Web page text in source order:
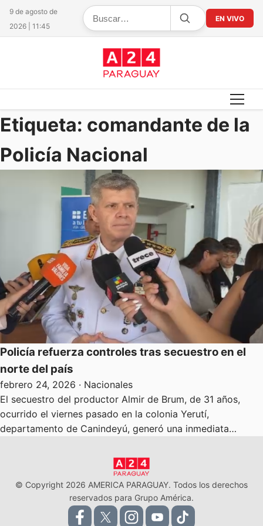
9 de agosto de
2026 | 11:45
EN VIVO
Etiqueta: comandante de la
Policía Nacional
Policía refuerza controles tras secuestro en el
norte del país
febrero 24, 2026 · Nacionales
El secuestro del productor Almir de Brum, de 31 años,
ocurrido el viernes pasado en la colonia Yerutí,
departamento de Canindeyú, generó una inmediata…
© Copyright 2026 AMERICA PARAGUAY. Todos los derechos
reservados para Grupo América.